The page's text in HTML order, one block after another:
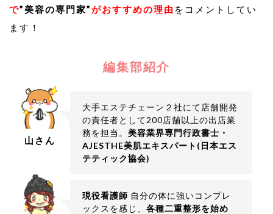
で”美容の専門家”がおすすめの理由 をコメントしてい
ます！
編集部紹介
山さん
大手エステチェーン２社にて店舗開発
の責任者として200店舗以上の出店業
務を担当。 美容業界専門行政書士・
AJESTHE美肌エキスパート(日本エス
テティック協会)
現役看護師 自分の体に強いコンプレ
ックスを感じ、 各種二重整形を始め